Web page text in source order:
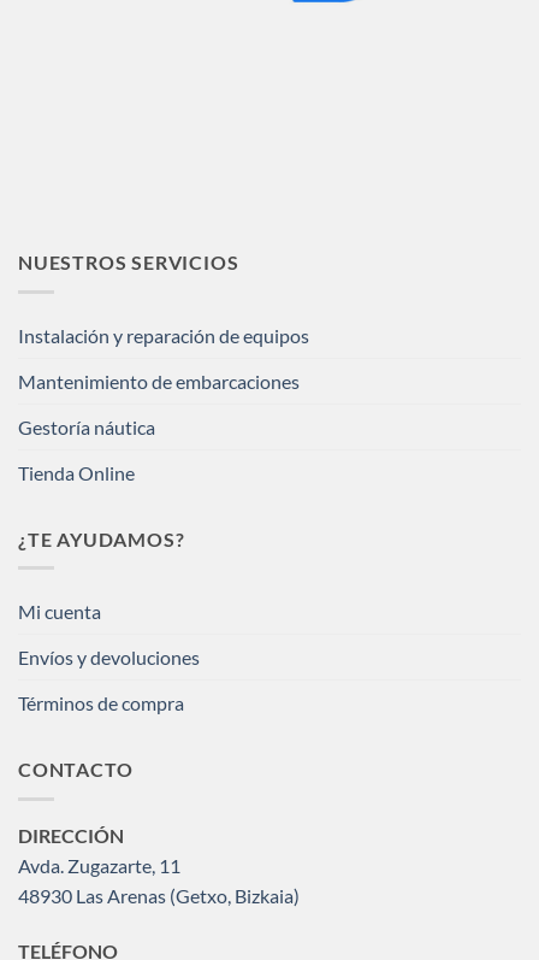
NUESTROS SERVICIOS
Instalación y reparación de equipos
Mantenimiento de embarcaciones
Gestoría náutica
Tienda Online
¿TE AYUDAMOS?
Mi cuenta
Envíos y devoluciones
Términos de compra
CONTACTO
DIRECCIÓN
Avda. Zugazarte, 11
48930 Las Arenas (Getxo, Bizkaia)
TELÉFONO